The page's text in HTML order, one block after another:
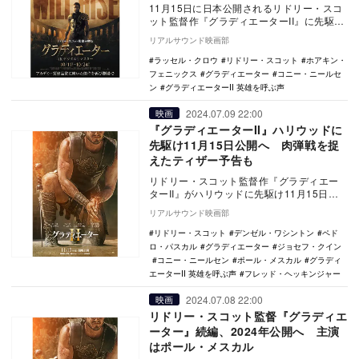
11月15日に日本公開されるリドリー・スコ
ット監督作『グラディエーターII』に先駆
け、4Kデジタルリマスターされた前作『グ
ラディ…
リアルサウンド映画部
ラッセル・クロウ
リドリー・スコット
ホアキン・
フェニックス
グラディエーター
コニー・ニールセ
ン
グラディエーターII 英雄を呼ぶ声
映画 2024.07.09 22:00
『グラディエーターII』ハリウッドに
先駆け11月15日公開へ 肉弾戦を捉
えたティザー予告も
リドリー・スコット監督作『グラディエー
ターII』がハリウッドに先駆け11月15日に
日本公開されることが決定し、あわせてテ
ィザー予…
リアルサウンド映画部
リドリー・スコット
デンゼル・ワシントン
ペド
ロ・パスカル
グラディエーター
ジョセフ・クイン
コニー・ニールセン
ポール・メスカル
グラディ
エーターII 英雄を呼ぶ声
フレッド・ヘッキンジャー
映画 2024.07.08 22:00
リドリー・スコット監督『グラディエ
ーター』続編、2024年公開へ 主演
はポール・メスカル